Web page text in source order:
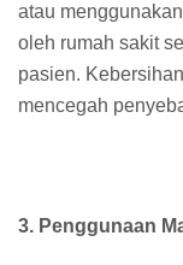
atau
oleh rumah sakit
pasien.
mencegah
3. Penggunaan